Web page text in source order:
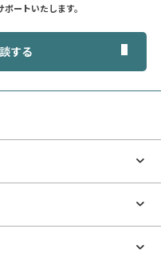
ートいたします。
する